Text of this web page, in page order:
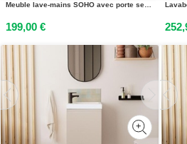
Meuble lave-mains SOHO avec porte serviette, vasque blanche et robinet
199,00 €